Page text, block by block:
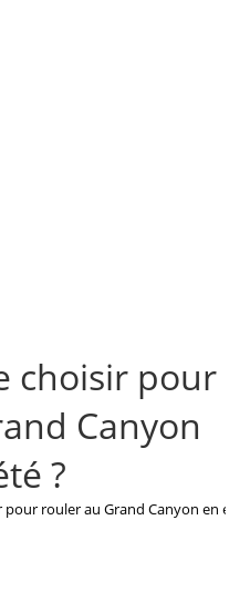
choisir pour
Canyon
?
pour rouler au Grand Canyon en été